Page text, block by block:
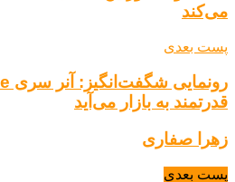
می‌کند
پست بعدی
قدرتمند به بازار می‌آید
زهرا صفاری
پست بعدی